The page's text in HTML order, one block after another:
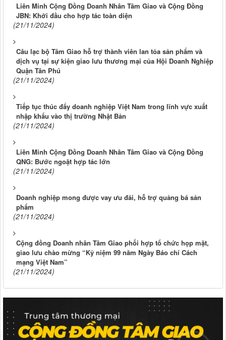
Liên Minh Cộng Đồng Doanh Nhân Tâm Giao và Cộng Đồng
JBN: Khởi đầu cho hợp tác toàn diện
(21/11/2024)
Câu lạc bộ Tâm Giao hỗ trợ thành viên lan tỏa sản phẩm và
dịch vụ tại sự kiện giao lưu thương mại của Hội Doanh Nghiệp
Quận Tân Phú
(21/11/2024)
Tiếp tục thúc đẩy doanh nghiệp Việt Nam trong lĩnh vực xuất
nhập khẩu vào thị trường Nhật Bản
(21/11/2024)
Liên Minh Cộng Đồng Doanh Nhân Tâm Giao và Cộng Đồng
QNG: Bước ngoặt hợp tác lớn
(21/11/2024)
Doanh nghiệp mong được vay ưu đãi, hỗ trợ quảng bá sản
phẩm
(21/11/2024)
Cộng đồng Doanh nhân Tâm Giao phối hợp tổ chức họp mặt,
giao lưu chào mừng “Kỷ niệm 99 năm Ngày Báo chí Cách
mạng Việt Nam”
(21/11/2024)